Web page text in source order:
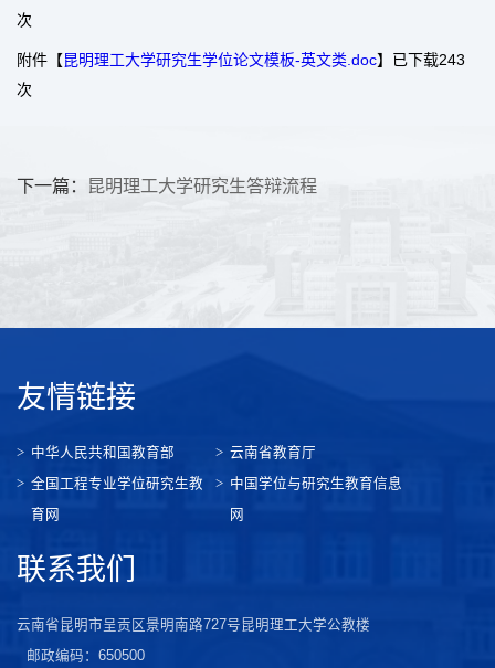
次
附件【昆明理工大学研究生学位论文模板-英文类.doc】已下载243
次
下一篇： 昆明理工大学研究生答辩流程
友情链接
中华人民共和国教育部
云南省教育厅
全国工程专业学位研究生教
育网
中国学位与研究生教育信息
网
联系我们
云南省昆明市呈贡区景明南路727号昆明理工大学公教楼
邮政编码：650500